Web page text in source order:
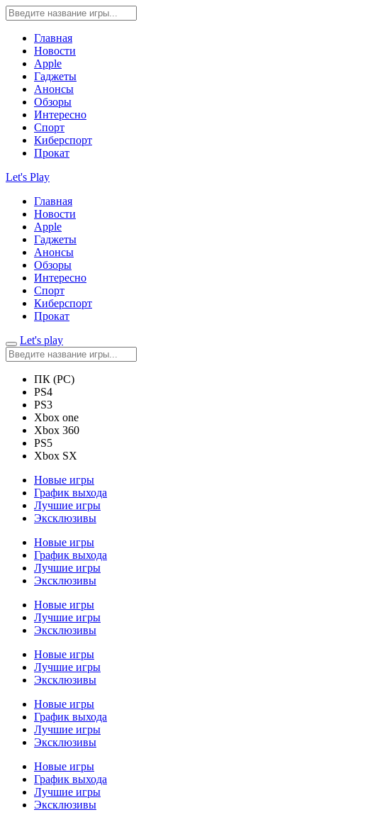
Главная
Новости
Apple
Гаджеты
Анонсы
Обзоры
Интересно
Спорт
Киберспорт
Прокат
Let's Play
Главная
Новости
Apple
Гаджеты
Анонсы
Обзоры
Интересно
Спорт
Киберспорт
Прокат
Let's play
ПК (PC)
PS4
PS3
Xbox one
Xbox 360
PS5
Xbox SX
Новые игры
График выхода
Лучшие игры
Эксклюзивы
Новые игры
График выхода
Лучшие игры
Эксклюзивы
Новые игры
Лучшие игры
Эксклюзивы
Новые игры
Лучшие игры
Эксклюзивы
Новые игры
График выхода
Лучшие игры
Эксклюзивы
Новые игры
График выхода
Лучшие игры
Эксклюзивы